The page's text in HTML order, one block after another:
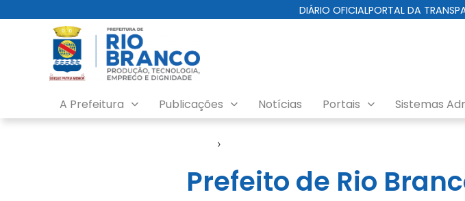
DIÁRIO OFICIALPORTAL DA
A Prefeitura Publicações Notícias Portais Sistemas
›
Prefeito de Rio